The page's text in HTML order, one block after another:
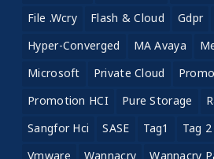
File .wcry
Flash & Cloud Gdpr
Hyper-Converged
MA Avaya
Microsoft
Private Cloud
Promotion HCI
Pure Storage
Sangfor Hci
SASE Tag1 Tag 2